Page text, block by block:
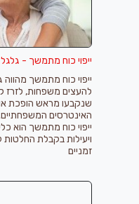
ייפוי כוח מתמשך -
ייפוי כוח מתמשך מהווה
להעצים משפחות, לזרז
שנקבעו מראש הופכת
האינטרסים
ייפוי כוח מתמשך הוא
ויעילות בקבלת החלטות
זמניים